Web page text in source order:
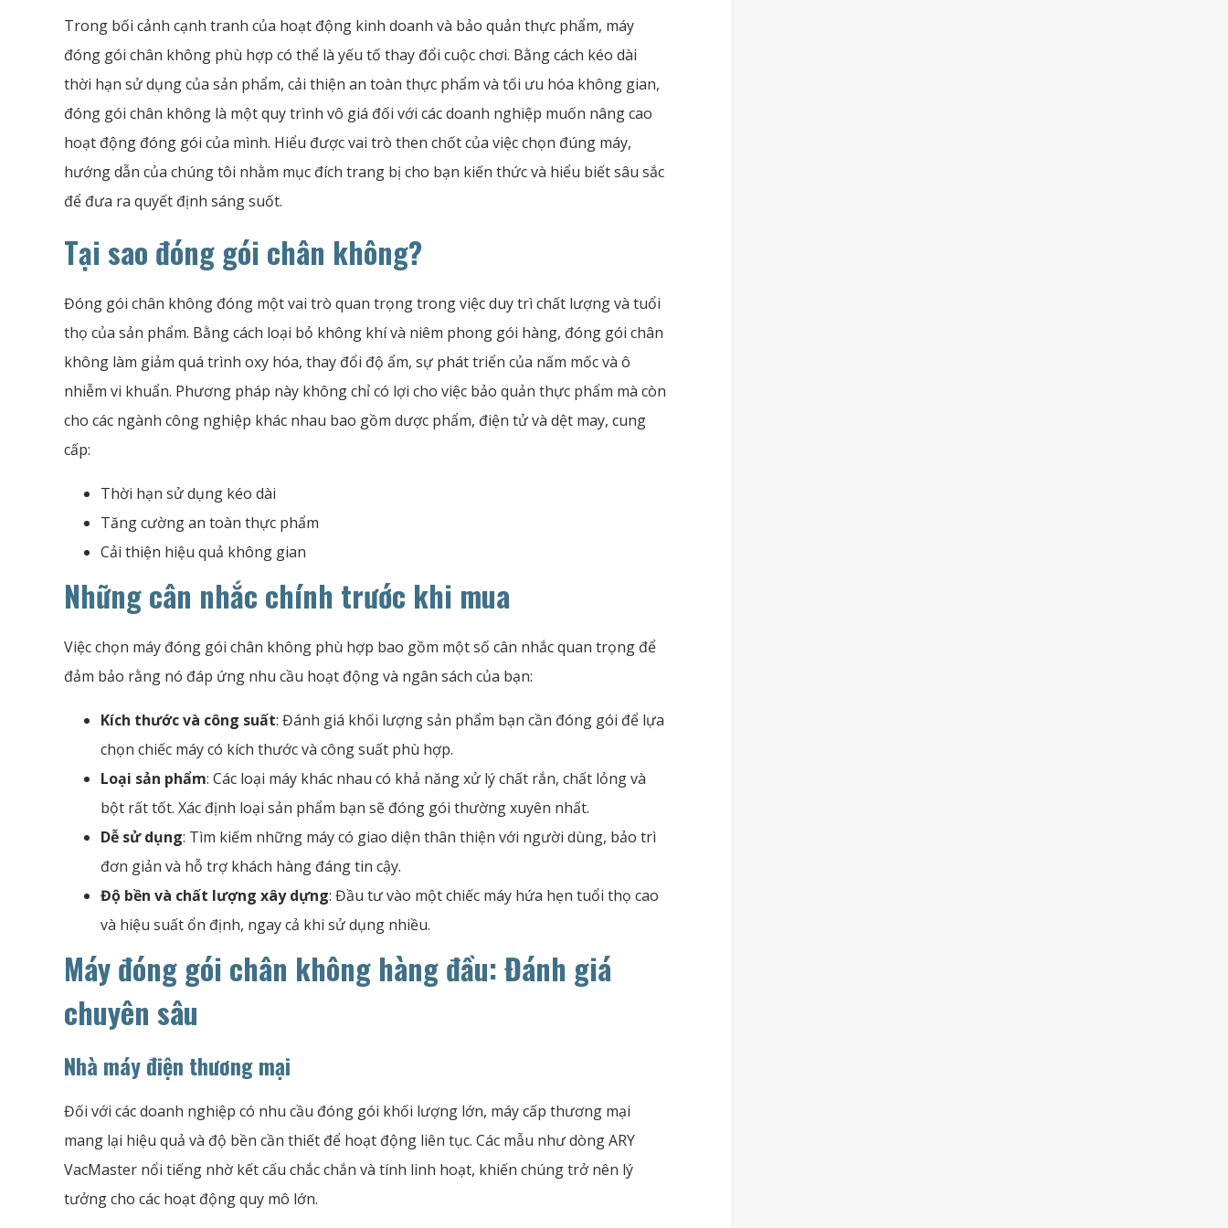
Trong bối cảnh cạnh tranh của hoạt động kinh doanh và bảo quản thực phẩm, máy
đóng gói chân không phù hợp có thể là yếu tố thay đổi cuộc chơi. Bằng cách kéo dài
thời hạn sử dụng của sản phẩm, cải thiện an toàn thực phẩm và tối ưu hóa không gian,
đóng gói chân không là một quy trình vô giá đối với các doanh nghiệp muốn nâng cao
hoạt động đóng gói của mình. Hiểu được vai trò then chốt của việc chọn đúng máy,
hướng dẫn của chúng tôi nhằm mục đích trang bị cho bạn kiến ​​thức và hiểu biết sâu sắc
để đưa ra quyết định sáng suốt.
Tại sao đóng gói chân không?
Đóng gói chân không đóng một vai trò quan trọng trong việc duy trì chất lượng và tuổi
thọ của sản phẩm. Bằng cách loại bỏ không khí và niêm phong gói hàng, đóng gói chân
không làm giảm quá trình oxy hóa, thay đổi độ ẩm, sự phát triển của nấm mốc và ô
nhiễm vi khuẩn. Phương pháp này không chỉ có lợi cho việc bảo quản thực phẩm mà còn
cho các ngành công nghiệp khác nhau bao gồm dược phẩm, điện tử và dệt may, cung
cấp:
Thời hạn sử dụng kéo dài
Tăng cường an toàn thực phẩm
Cải thiện hiệu quả không gian
Những cân nhắc chính trước khi mua
Việc chọn máy đóng gói chân không phù hợp bao gồm một số cân nhắc quan trọng để
đảm bảo rằng nó đáp ứng nhu cầu hoạt động và ngân sách của bạn:
Kích thước và công suất: Đánh giá khối lượng sản phẩm bạn cần đóng gói để lựa
chọn chiếc máy có kích thước và công suất phù hợp.
Loại sản phẩm: Các loại máy khác nhau có khả năng xử lý chất rắn, chất lỏng và
bột rất tốt. Xác định loại sản phẩm bạn sẽ đóng gói thường xuyên nhất.
Dễ sử dụng: Tìm kiếm những máy có giao diện thân thiện với người dùng, bảo trì
đơn giản và hỗ trợ khách hàng đáng tin cậy.
Độ bền và chất lượng xây dựng: Đầu tư vào một chiếc máy hứa hẹn tuổi thọ cao
và hiệu suất ổn định, ngay cả khi sử dụng nhiều.
Máy đóng gói chân không hàng đầu: Đánh giá
chuyên sâu
Nhà máy điện thương mại
Đối với các doanh nghiệp có nhu cầu đóng gói khối lượng lớn, máy cấp thương mại
mang lại hiệu quả và độ bền cần thiết để hoạt động liên tục. Các mẫu như dòng ARY
VacMaster nổi tiếng nhờ kết cấu chắc chắn và tính linh hoạt, khiến chúng trở nên lý
tưởng cho các hoạt động quy mô lớn.